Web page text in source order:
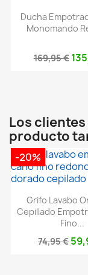
Ducha
Monomando
169,95 €
Los
producto
Grifo Lavabo
Cepillado
Fino...
74,95 €
-20%